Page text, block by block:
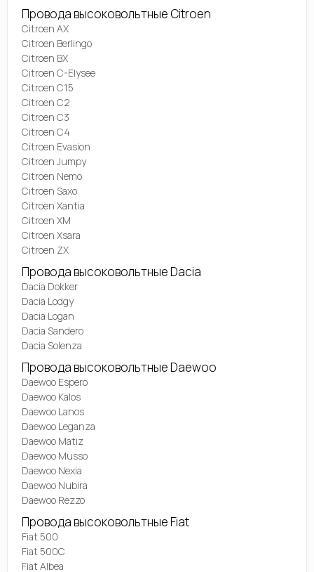
Провода высоковольтные Citroen
Citroen AX
Citroen Berlingo
Citroen BX
Citroen C-Elysee
Citroen C15
Citroen C2
Citroen C3
Citroen C4
Citroen Evasion
Citroen Jumpy
Citroen Nemo
Citroen Saxo
Citroen Xantia
Citroen XM
Citroen Xsara
Citroen ZX
Провода высоковольтные Dacia
Dacia Dokker
Dacia Lodgy
Dacia Logan
Dacia Sandero
Dacia Solenza
Провода высоковольтные Daewoo
Daewoo Espero
Daewoo Kalos
Daewoo Lanos
Daewoo Leganza
Daewoo Matiz
Daewoo Musso
Daewoo Nexia
Daewoo Nubira
Daewoo Rezzo
Провода высоковольтные Fiat
Fiat 500
Fiat 500C
Fiat Albea